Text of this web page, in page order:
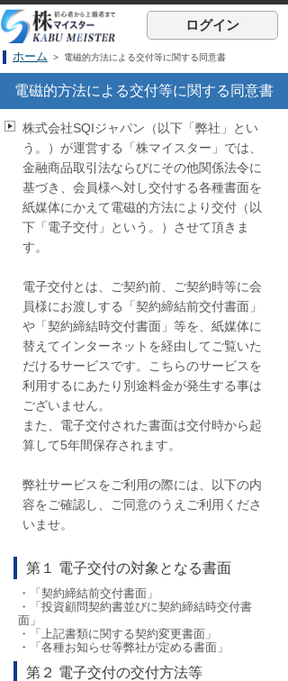
ログイン
ホーム > 電磁的方法による交付等に関する同意書
電磁的方法による交付等に関する同意書
株式会社SQIジャパン（以下「弊社」とい
う。）が運営する「株マイスター」では、
金融商品取引法ならびにその他関係法令に
基づき、会員様へ対し交付する各種書面を
紙媒体にかえて電磁的方法により交付（以
下「電子交付」という。）させて頂きま
す。
電子交付とは、ご契約前、ご契約時等に会
員様にお渡しする「契約締結前交付書面」
や「契約締結時交付書面」等を、紙媒体に
替えてインターネットを経由してご覧いた
だけるサービスです。こちらのサービスを
利用するにあたり別途料金が発生する事は
ございません。
また、電子交付された書面は交付時から起
算して5年間保存されます。
弊社サービスをご利用の際には、以下の内
容をご確認し、ご同意のうえご利用くださ
いませ。
第１ 電子交付の対象となる書面
・「契約締結前交付書面」
・「投資顧問契約書並びに契約締結時交付書
面」
・「上記書類に関する契約変更書面」
・「各種お知らせ等弊社が定める書面」
第２ 電子交付の交付方法等